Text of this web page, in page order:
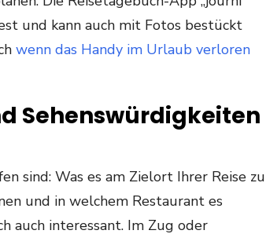
und kann auch mit Fotos bestückt
wenn das Handy im Urlaub verloren
Sehenswürdigkeiten
sind: Was es am Zielort Ihrer Reise zu
und in welchem Restaurant es
auch interessant. Im Zug oder